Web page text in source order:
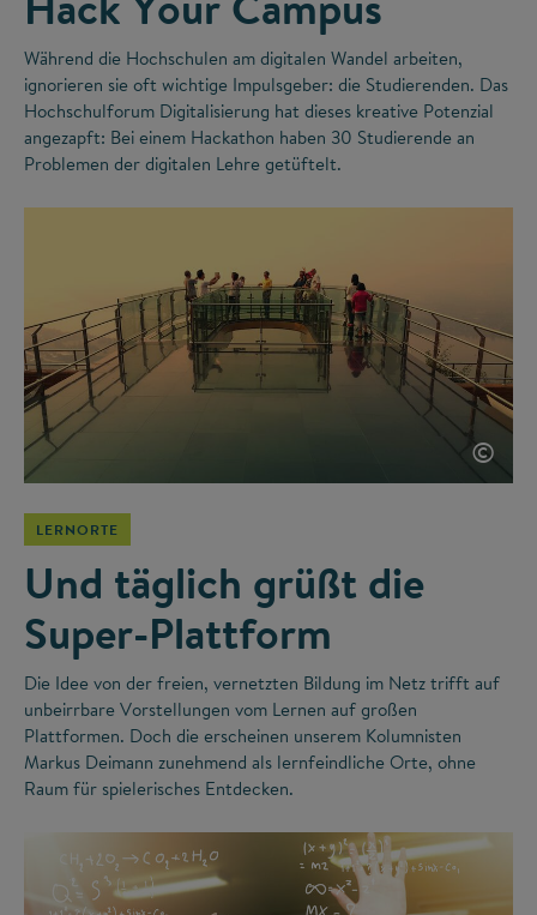
Während die Hochschulen am digitalen Wandel arbeiten,
ignorieren sie oft wichtige Impulsgeber: die Studierenden. Das
Hochschulforum Digitalisierung hat dieses kreative Potenzial
angezapft: Bei einem Hackathon haben 30 Studierende an
Problemen der digitalen Lehre getüftelt.
©
LERNORTE
Und täglich grüßt die
Super-Plattform
Die Idee von der freien, vernetzten Bildung im Netz trifft auf
unbeirrbare Vorstellungen vom Lernen auf großen
Plattformen. Doch die erscheinen unserem Kolumnisten
Markus Deimann zunehmend als lernfeindliche Orte, ohne
Raum für spielerisches Entdecken.